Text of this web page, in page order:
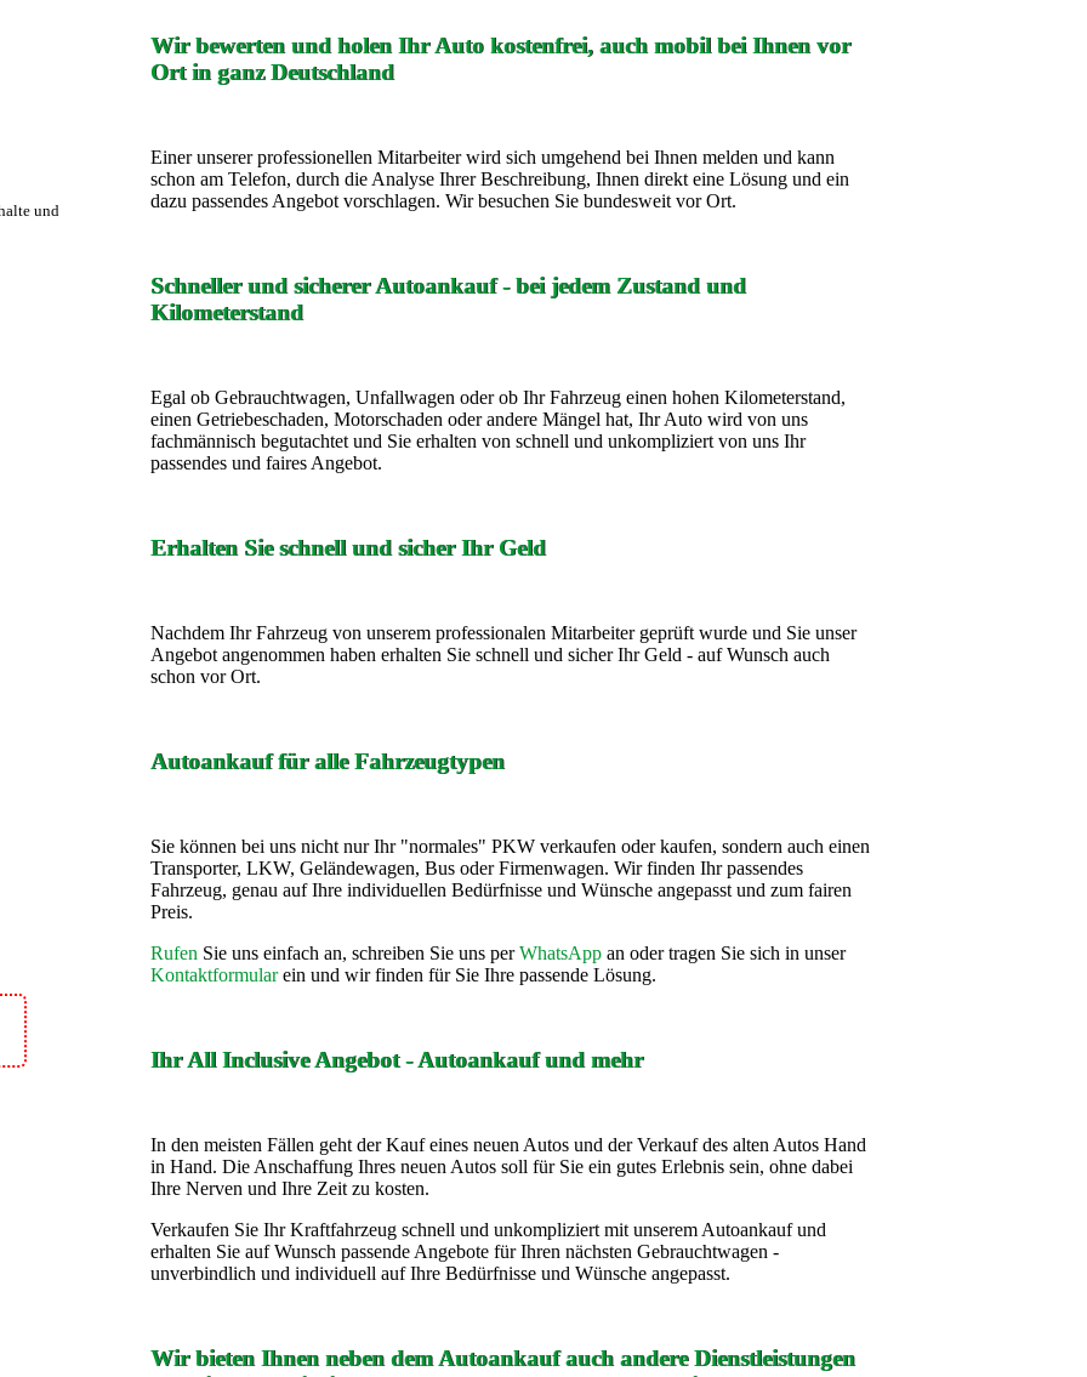
und
Wir bewerten und holen Ihr Auto kostenfrei, auch mobil bei Ihnen vor
Ort in ganz Deutschland
Einer unserer professionellen Mitarbeiter wird sich umgehend bei Ihnen melden und kann
schon am Telefon, durch die Analyse Ihrer Beschreibung, Ihnen direkt eine Lösung und ein
dazu passendes Angebot vorschlagen. Wir besuchen Sie bundesweit vor Ort.
Schneller und sicherer Autoankauf - bei jedem Zustand und
Kilometerstand
Egal ob Gebrauchtwagen, Unfallwagen oder ob Ihr Fahrzeug einen hohen Kilometerstand,
einen Getriebeschaden, Motorschaden oder andere Mängel hat, Ihr Auto wird von uns
fachmännisch begutachtet und Sie erhalten von schnell und unkompliziert von uns Ihr
passendes und faires Angebot.
Erhalten Sie schnell und sicher Ihr Geld
Nachdem Ihr Fahrzeug von unserem professionalen Mitarbeiter geprüft wurde und Sie unser
Angebot angenommen haben erhalten Sie schnell und sicher Ihr Geld - auf Wunsch auch
schon vor Ort.
Autoankauf für alle Fahrzeugtypen
Sie können bei uns nicht nur Ihr "normales" PKW verkaufen oder kaufen, sondern auch einen
Transporter, LKW, Geländewagen, Bus oder Firmenwagen. Wir finden Ihr passendes
Fahrzeug, genau auf Ihre individuellen Bedürfnisse und Wünsche angepasst und zum fairen
Preis.
Rufen Sie uns einfach an, schreiben Sie uns perWhatsApp an oder tragen Sie sich in unser
Kontaktformularein und wir finden für Sie Ihre passende Lösung.
Ihr All Inclusive Angebot - Autoankauf und mehr
In den meisten Fällen geht der Kauf eines neuen Autos und der Verkauf des alten Autos Hand
in Hand. Die Anschaffung Ihres neuen Autos soll für Sie ein gutes Erlebnis sein, ohne dabei
Ihre Nerven und Ihre Zeit zu kosten.
Verkaufen Sie Ihr Kraftfahrzeug schnell und unkompliziert mit unserem Autoankauf und
erhalten Sie auf Wunsch passende Angebote für Ihren nächsten Gebrauchtwagen -
unverbindlich und individuell auf Ihre Bedürfnisse und Wünsche angepasst.
Wir bieten Ihnen neben dem Autoankauf auch andere Dienstleistungen